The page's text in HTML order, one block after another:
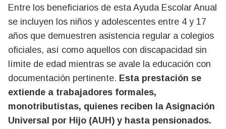
Entre los beneficiarios de esta Ayuda Escolar Anual
se incluyen los niños y adolescentes entre 4 y 17
años que demuestren asistencia regular a colegios
oficiales, así como aquellos con discapacidad sin
límite de edad mientras se avale la educación con
documentación pertinente. Esta prestación se
extiende a trabajadores formales,
monotributistas, quienes reciben la Asignación
Universal por Hijo (AUH) y hasta pensionados.